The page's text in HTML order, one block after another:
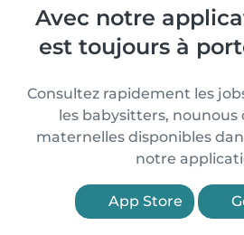
Avec notre
est toujours à
Consultez rapidement les
les babysitters, nounous
maternelles disponibles
notre
App Store